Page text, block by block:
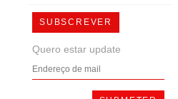
SUBSCREVER
Quero estar update